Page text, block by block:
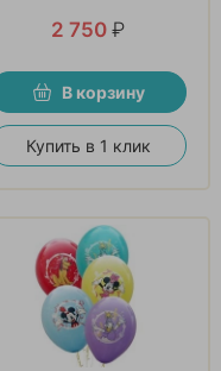
2 750 ₽
В корзину
Купить в 1 клик